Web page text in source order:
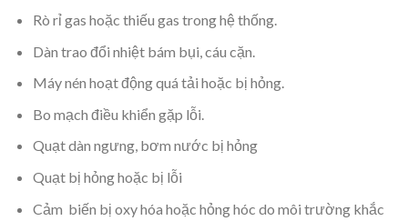
Rò rỉ gas hoặc thiếu gas trong hệ thống.
Dàn trao đổi nhiệt bám bụi, cáu cặn.
Máy nén hoạt động quá tải hoặc bị hỏng.
Bo mạch điều khiển gặp lỗi.
Quạt dàn ngưng, bơm nước bị hỏng
Quạt bị hỏng hoặc bị lỗi
Cảm biến bị oxy hóa hoặc hỏng hóc do môi trường khắc